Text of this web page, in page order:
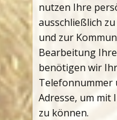
nutzen Ihre
ausschließlich
und zur
Bearbeitung
benötigen wir
Telefonnummer
Adresse, um
zu können.